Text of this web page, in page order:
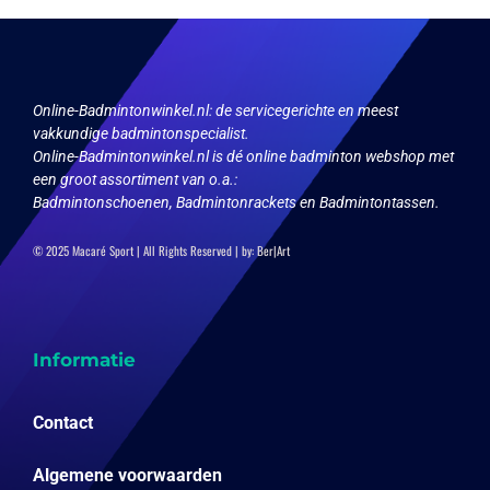
productpagina
worden
productpagina
Online-Badmintonwinkel.nl:de servicegerichte en meest
vakkundige badmintonspecialist.
Online-Badmintonwinkel.nl is dé online badminton webshop met
een groot assortiment van o.a.:
Badmintonschoenen, Badmintonrackets en Badmintontassen.
© 2025 Macaré Sport | All Rights Reserved | by:Ber|Art
Informatie
Contact
Algemene voorwaarden